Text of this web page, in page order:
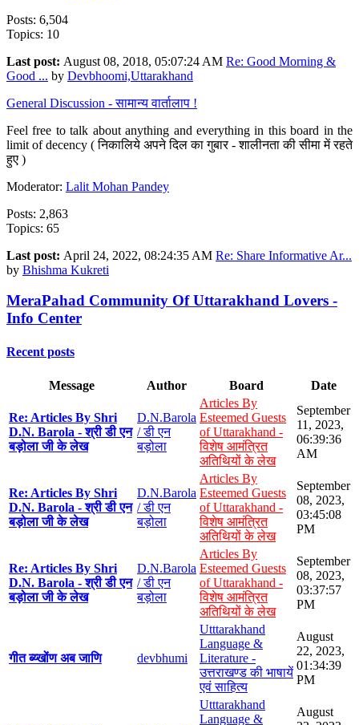
Posts: 6,504
Topics: 10
Last post: August 08, 2018, 05:07:24 AM Re: Good Morning &
Good ... by Devbhoomi,Uttarakhand
General Discussion - सामान्य वार्तालाप !
Feel free to talk about anything and everything in this board in the
limit of decency ( निकालिये अपने दिल का गुबार - शालीनता की सीमा में रहते
हुए )
Moderator: Lalit Mohan Pandey
Posts: 2,863
Topics: 65
Last post: April 24, 2022, 08:24:35 AM Re: Share Informative Ar...
by Bhishma Kukreti
MeraPahad Community Of Uttarakhand Lovers -
Info Center
Recent posts
Message Author Board Date
Re: Articles By Shri
D.N. Barola - श्री डी एन
बड़ोला जी के लेख
D.N.Barola
/ डी एन
बड़ोला
Articles By
Esteemed Guests
of Uttarakhand -
विशेष आमंत्रित
अतिथियों के लेख
September
11, 2023,
06:39:36
AM
Re: Articles By Shri
D.N. Barola - श्री डी एन
बड़ोला जी के लेख
D.N.Barola
/ डी एन
बड़ोला
Articles By
Esteemed Guests
of Uttarakhand -
विशेष आमंत्रित
अतिथियों के लेख
September
08, 2023,
03:45:08
PM
Re: Articles By Shri
D.N. Barola - श्री डी एन
बड़ोला जी के लेख
D.N.Barola
/ डी एन
बड़ोला
Articles By
Esteemed Guests
of Uttarakhand -
विशेष आमंत्रित
अतिथियों के लेख
September
08, 2023,
03:37:57
PM
गीत ब्य्खोंण अब जाणि devbhumi
Utttarakhand
Language &
Literature -
उत्तराखण्ड की भाषायें
एवं साहित्य
August
22, 2023,
01:34:39
PM
Utttarakhand
Language &
August